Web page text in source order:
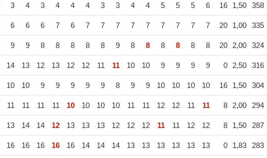
3 4 3 4 4 4 3 3 4 4 5 5 5 6 16 1,50 358
6 6 6 7 6 7 7 7 7 7 7 7 7 7 20 1,00 335
9 9 8 8 8 8 8 9 8 8 8 8 8 8 20 2,00 324
14 13 12 13 12 12 11 11 10 10 9 9 9 9 0 2,50 316
10 10 9 9 9 9 9 8 9 9 10 10 10 10 16 1,50 304
11 11 11 11 10 10 10 10 11 11 12 12 11 11 8 2,00 294
13 14 14 12 13 13 13 12 12 12 11 11 12 12 8 1,50 287
16 16 16 16 16 14 14 14 13 13 13 13 13 13 0 1,83 283